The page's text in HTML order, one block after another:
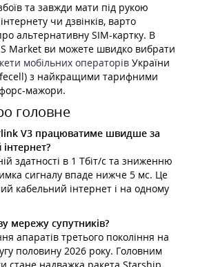
та завжди мати під рукою
чи дзвінків, варто
альтернативну SIM-картку. В
Market ви можете швидко вибрати
мобільних операторів України
з найкращими тарифними
мажори.
головне
V3 працюватиме швидше за
здатності в 1 Тбіт/с та зниженню
сигналу впаде нижче 5 мс. Це
кабельний інтернет і на одному
мережу супутників?
апаратів третього покоління на
половину 2026 року. Головним